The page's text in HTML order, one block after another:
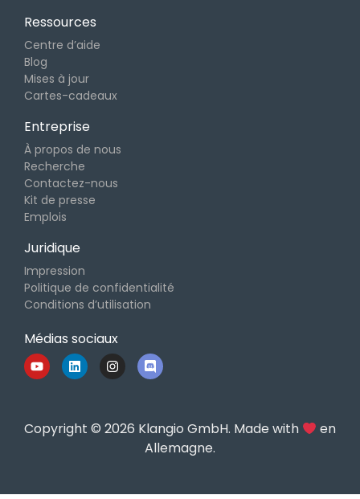
Ressources
Centre d’aide
Blog
Mises à jour
Cartes-cadeaux
Entreprise
À propos de nous
Recherche
Contactez-nous
Kit de presse
Emplois
Juridique
Impression
Politique de confidentialité
Conditions d’utilisation
Médias sociaux
Copyright © 2026 Klangio GmbH. Made with
en
Allemagne.